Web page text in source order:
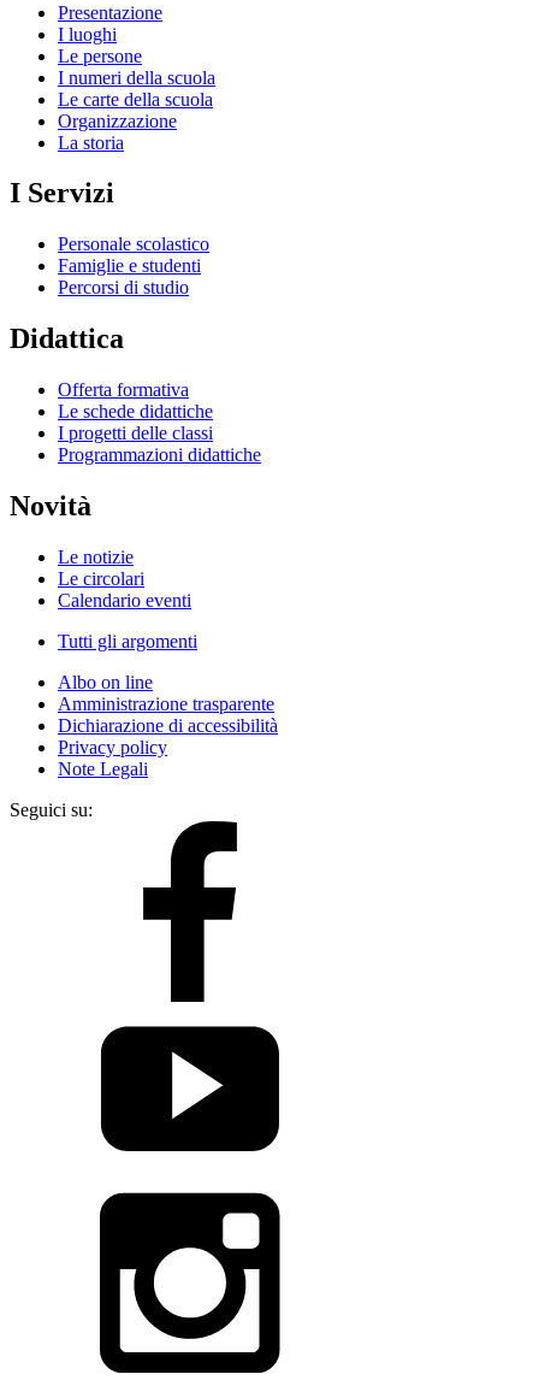
Presentazione
I luoghi
Le persone
I numeri della scuola
Le carte della scuola
Organizzazione
La storia
I Servizi
Personale scolastico
Famiglie e studenti
Percorsi di studio
Didattica
Offerta formativa
Le schede didattiche
I progetti delle classi
Programmazioni didattiche
Novità
Le notizie
Le circolari
Calendario eventi
Tutti gli argomenti
Albo on line
Amministrazione trasparente
Dichiarazione di accessibilità
Privacy policy
Note Legali
Seguici su: